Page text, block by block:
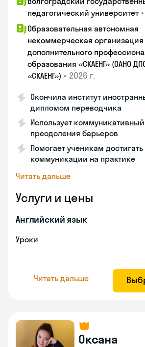
педагогический университет •
Образовательная автономная
некоммерческая организация
дополнительного
образования «СКАЕНГ» (ОАНО
«СКАЕНГ») • 2026 г.
Окончила институт
дипломом переводчика
Использует
преодоления барьеров
Помогает ученикам
коммуникации на практике
Читать дальше
Услуги и цены
Английский язык
Уроки
Читать дальше
Оксана